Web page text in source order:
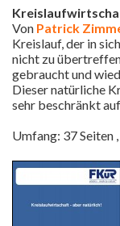
Von Patrick
Kreislauf, der in
nicht zu
gebraucht und
Dieser natürliche
sehr beschränkt auf
Umfang: 37 Seiten